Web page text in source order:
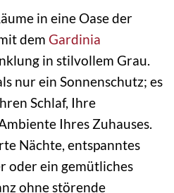
in eine Oase der
dem Gardinia
in stilvollem Grau.
nur ein Sonnenschutz; es
Schlaf, Ihre
Ihres Zuhauses.
Nächte, entspanntes
oder ein gemütliches
ohne störende